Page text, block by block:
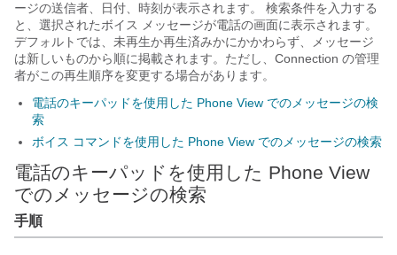
ージの送信者、日付、時刻が表示されます。 検索条件を入力する
と、選択されたボイス メッセージが電話の画面に表示されます。
デフォルトでは、未再生か再生済みかにかかわらず、メッセージ
は新しいものから順に掲載されます。ただし、Connection の管理
者がこの再生順序を変更する場合があります。
電話のキーパッドを使用した Phone View でのメッセージの検
索
ボイス コマンドを使用した Phone View でのメッセージの検索
電話のキーパッドを使用した Phone View
でのメッセージの検索
手順